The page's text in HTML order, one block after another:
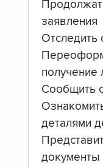
заявления
Отследить
получение
Сообщить
деталями
документы